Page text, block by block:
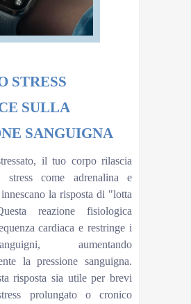
STRESS
SULLA
SANGUIGNA
il tuo corpo rilascia
stress come adrenalina e
la risposta di "lotta
reazione fisiologica
cardiaca e restringe i
aumentando
la pressione sanguigna.
risposta sia utile per brevi
prolungato o cronico